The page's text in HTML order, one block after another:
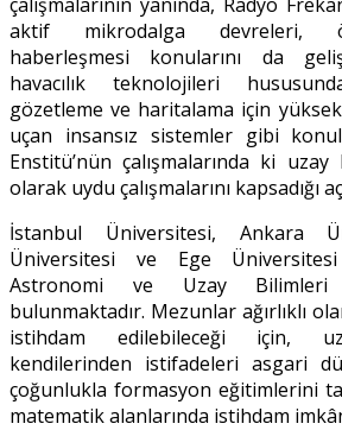
aktif mikrodalga devreleri,
haberleşmesi konularını da
havacılık teknolojileri
gözetleme ve haritalama için
uçan insansız sistemler gibi
Enstitü’nün çalışmalarında ki uzay
olarak uydu çalışmalarını kapsadığı
İstanbul Üniversitesi, Ankara
Üniversitesi ve Ege
Astronomi ve Uzay Bilimleri
bulunmaktadır. Mezunlar ağırlıklı
istihdam edilebileceği için,
kendilerinden istifadeleri asgari
çoğunlukla formasyon eğitimlerini
matematik alanlarında istihdam